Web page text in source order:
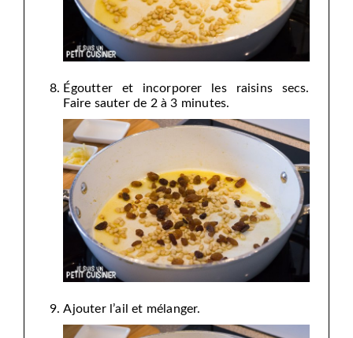
Égoutter et incorporer les raisins secs.
Faire sauter de 2 à 3 minutes.
Ajouter l’ail et mélanger.